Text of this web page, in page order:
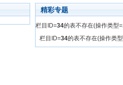
精彩专题
栏目ID=34的表不存在(操作类型
栏目ID=34的表不存在(操作类